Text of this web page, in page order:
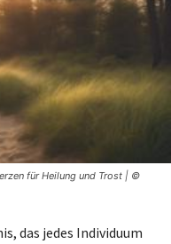
für Heilung und Trost | ©
das jedes Individuum